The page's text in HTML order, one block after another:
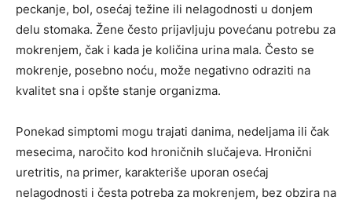
peckanje, bol, osećaj težine ili nelagodnosti u donjem
delu stomaka. Žene često prijavljuju povećanu potrebu za
mokrenjem, čak i kada je količina urina mala. Često se
mokrenje, posebno noću, može negativno odraziti na
kvalitet sna i opšte stanje organizma.
Ponekad simptomi mogu trajati danima, nedeljama ili čak
mesecima, naročito kod hroničnih slučajeva. Hronični
uretritis, na primer, karakteriše uporan osećaj
nelagodnosti i česta potreba za mokrenjem, bez obzira na